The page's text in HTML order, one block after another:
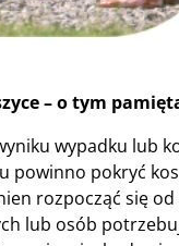
– o tym
wypadku lub
powinno pokryć
rozpocząć się
lub osób